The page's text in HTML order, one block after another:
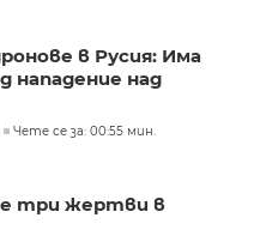
в Русия: Има
нападение над
Чете се за: 00:55 мин.
три жертви в